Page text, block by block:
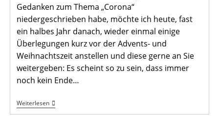
Gedanken zum Thema „Corona“
niedergeschrieben habe, möchte ich heute, fast
ein halbes Jahr danach, wieder einmal einige
Überlegungen kurz vor der Advents- und
Weihnachtszeit anstellen und diese gerne an Sie
weitergeben: Es scheint so zu sein, dass immer
noch kein Ende…
WeiterlesenGedanken
Zur